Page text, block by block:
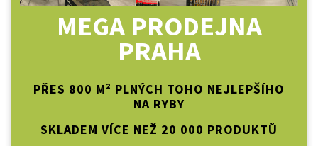
MEGA PRODEJNA
PRAHA
PŘES 800 M² PLNÝCH TOHO NEJLEPŠÍHO
NA RYBY
SKLADEM VÍCE NEŽ 20 000 PRODUKTŮ